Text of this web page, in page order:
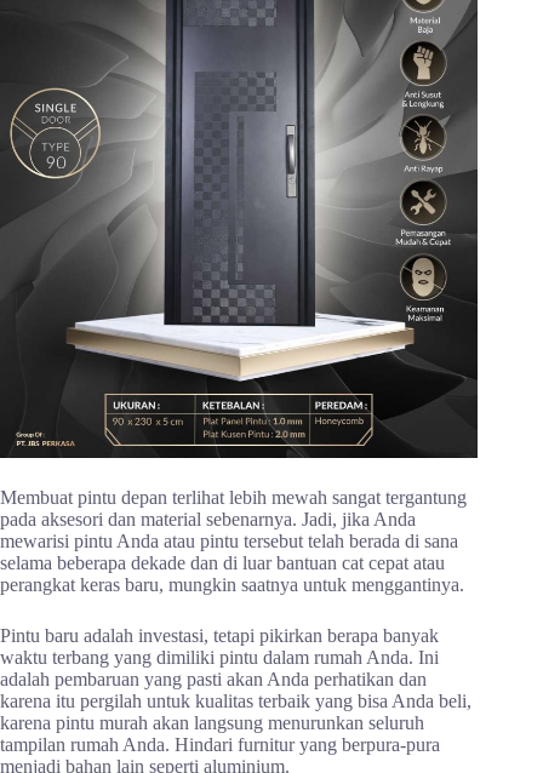
Membuat pintu depan terlihat lebih mewah sangat tergantung
pada aksesori dan material sebenarnya. Jadi, jika Anda
mewarisi pintu Anda atau pintu tersebut telah berada di sana
selama beberapa dekade dan di luar bantuan cat cepat atau
perangkat keras baru, mungkin saatnya untuk menggantinya.
Pintu baru adalah investasi, tetapi pikirkan berapa banyak
waktu terbang yang dimiliki pintu dalam rumah Anda. Ini
adalah pembaruan yang pasti akan Anda perhatikan dan
karena itu pergilah untuk kualitas terbaik yang bisa Anda beli,
karena pintu murah akan langsung menurunkan seluruh
tampilan rumah Anda. Hindari furnitur yang berpura-pura
menjadi bahan lain seperti aluminium.